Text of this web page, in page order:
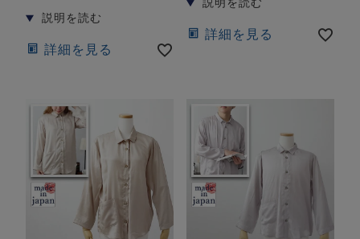
詳細を見る
詳細を見る